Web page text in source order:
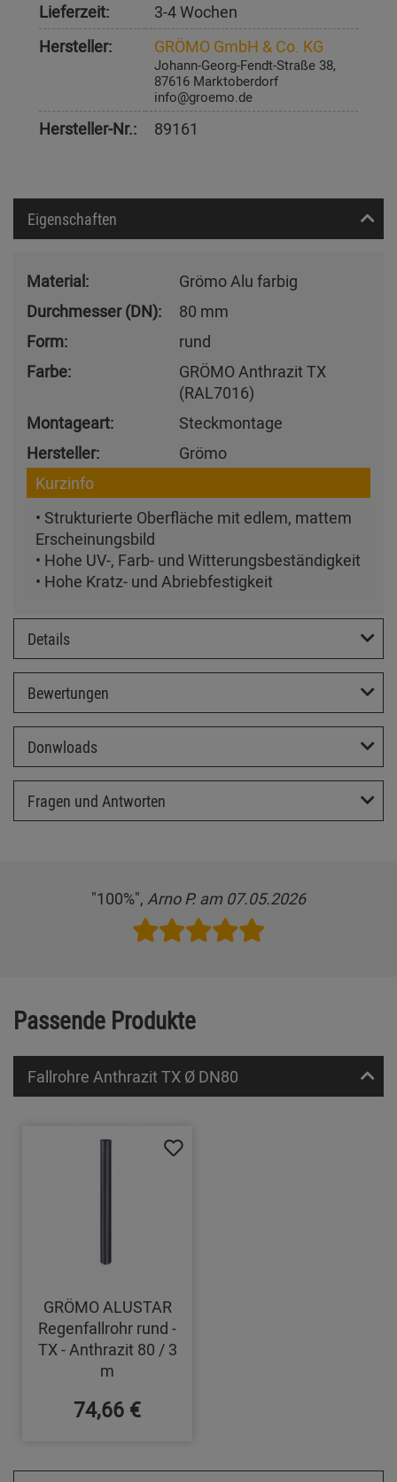
Lieferzeit:
3-4 Wochen
Hersteller:
GRÖMO GmbH & Co. KG
Johann-Georg-Fendt-Straße 38,
87616 Marktoberdorf
info@groemo.de
Hersteller-Nr.: 89161
Eigenschaften
Material:
Grömo Alu farbig
Durchmesser (DN):
80 mm
Form:
rund
Farbe:
GRÖMO Anthrazit TX
(RAL7016)
Montageart:
Steckmontage
Hersteller:
Grömo
Kurzinfo
• Strukturierte Oberfläche mit edlem, mattem
Erscheinungsbild
• Hohe UV-, Farb- und Witterungsbeständigkeit
• Hohe Kratz- und Abriebfestigkeit
Details
Bewertungen
Donwloads
Fragen und Antworten
"100%", Arno P. am 07.05.2026
Passende Produkte
Fallrohre Anthrazit TX Ø DN80
GRÖMO ALUSTAR
Regenfallrohr rund -
TX - Anthrazit 80 / 3
m
74,66 €